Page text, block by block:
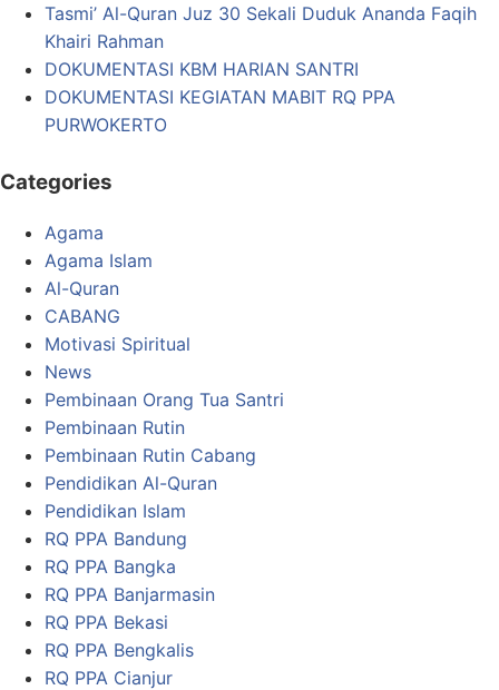
Tasmi’ Al-Quran Juz 30 Sekali Duduk Ananda Faqih
Khairi Rahman
DOKUMENTASI KBM HARIAN SANTRI
DOKUMENTASI KEGIATAN MABIT RQ PPA
PURWOKERTO
Categories
Agama
Agama Islam
Al-Quran
CABANG
Motivasi Spiritual
News
Pembinaan Orang Tua Santri
Pembinaan Rutin
Pembinaan Rutin Cabang
Pendidikan Al-Quran
Pendidikan Islam
RQ PPA Bandung
RQ PPA Bangka
RQ PPA Banjarmasin
RQ PPA Bekasi
RQ PPA Bengkalis
RQ PPA Cianjur